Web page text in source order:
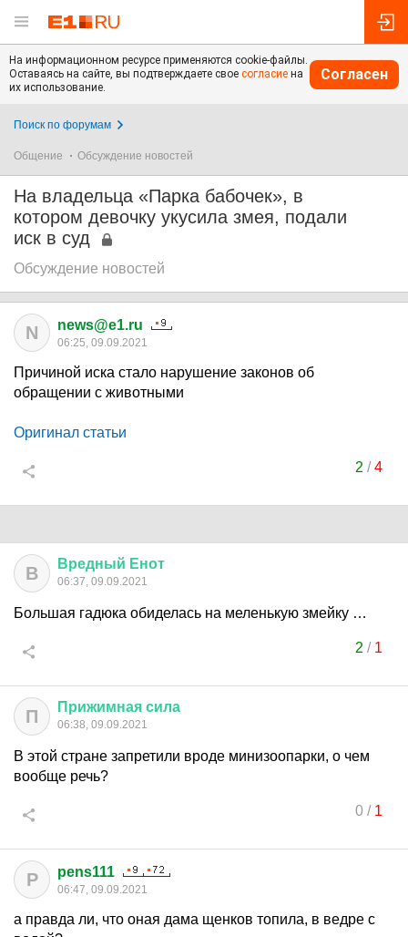
На информационном ресурсе применяются cookie-файлы.
Оставаясь на сайте, вы подтверждаете свое согласие на
их использование.
Согласен
Поиск по форумам
Общение Обсуждение новостей
На владельца «Парка бабочек», в
котором девочку укусила змея, подали
иск в суд
Обсуждение новостей
N news@e1.ru
06:25, 09.09.2021
Причиной иска стало нарушение законов об
обращении с животными
Оригинал статьи
2 /4
В Вредный Енот
06:37, 09.09.2021
Большая гадюка обиделась на меленькую змейку …
2 / 1
П Прижимная сила
06:38, 09.09.2021
В этой стране запретили вроде минизоопарки, о чем
вообще речь?
0/ 1
P pens111
06:47, 09.09.2021
а правда ли, что оная дама щенков топила, в ведре с